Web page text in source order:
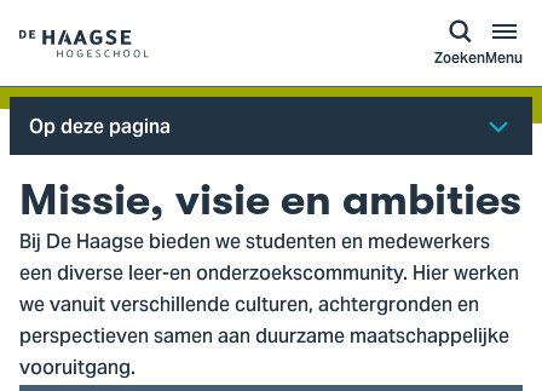
Logo
van
De
Haagse
Hogeschool,
ga
naar
de
homepagina
ZoekenMenu
Op deze pagina
Missie, visie en ambities
Bij De Haagse bieden we studenten en medewerkers
een diverse leer-en onderzoekscommunity. Hier werken
we vanuit verschillende culturen, achtergronden en
perspectieven samen aan duurzame maatschappelijke
vooruitgang.